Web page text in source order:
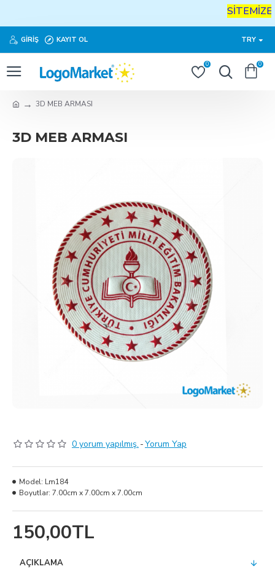
SİTEMİZE
GIRIŞ KAYIT OL TRY
0 0
3D MEB ARMASI
3D MEB ARMASI
0 yorum yapılmış. -Yorum Yap
150,00TL
Model: Lm184
Boyutlar: 7.00cm x 7.00cm x 7.00cm
AÇIKLAMA